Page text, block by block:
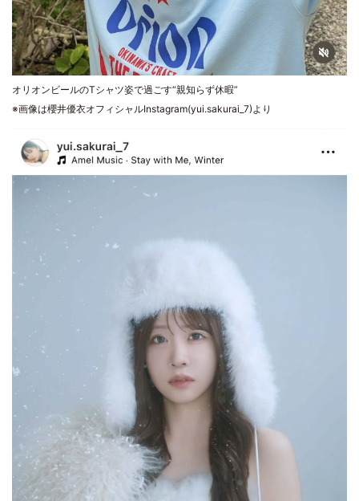
オリオンビールのTシャツ姿で過ごす“親知らず休暇”
※画像は櫻井優衣オフィシャルInstagram(yui.sakurai_7)より